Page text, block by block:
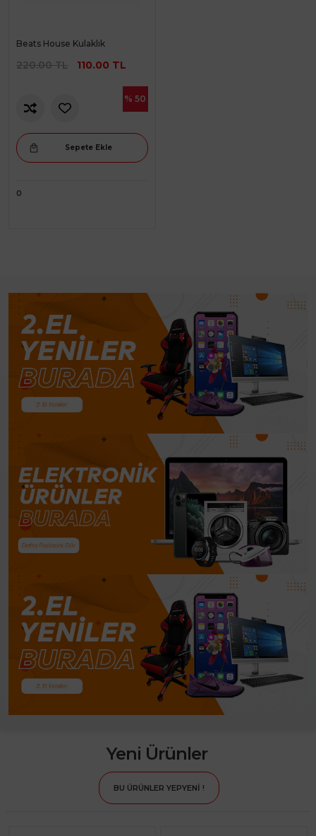
Beats House Kulaklık
220.00 TL110.00 TL
% 50
Sepete Ekle
0
Yeni Ürünler
BU ÜRÜNLER YEPYENİ !